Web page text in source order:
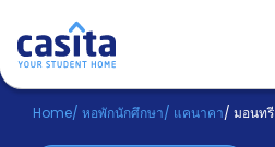
Home TH CAD
Home/ หอพักนักศึกษา/ แคนาคา/ มอนท